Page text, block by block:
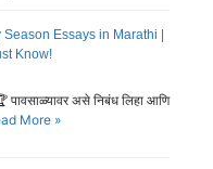
Season Essays in Marathi |
Know!
असे निबंध लिहा आणि
More »